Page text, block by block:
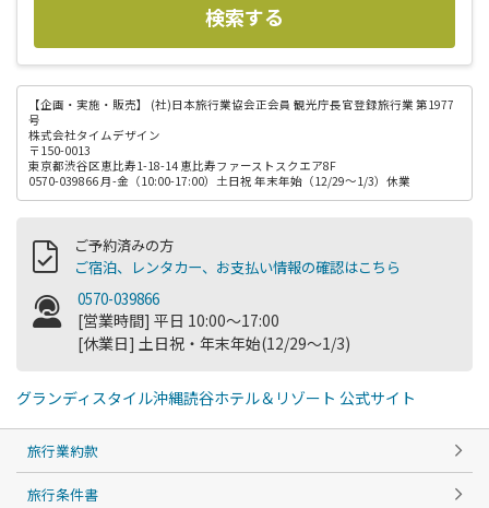
検索する
【企画・実施・販売】
(社)日本旅行業協会正会員 観光庁長官登録旅行業 第1977
号
株式会社タイムデザイン
〒150-0013
東京都渋谷区恵比寿1-18-14 恵比寿ファーストスクエア8F
0570-039866 月-金（10:00-17:00）土日祝 年末年始（12/29～1/3）休業
ご予約済みの方
ご宿泊、レンタカー、お支払い情報の確認はこちら
0570-039866
[営業時間] 平日 10:00～17:00
[休業日] 土日祝・年末年始(12/29～1/3)
グランディスタイル沖縄読谷ホテル＆リゾート 公式サイト
旅行業約款
旅行条件書